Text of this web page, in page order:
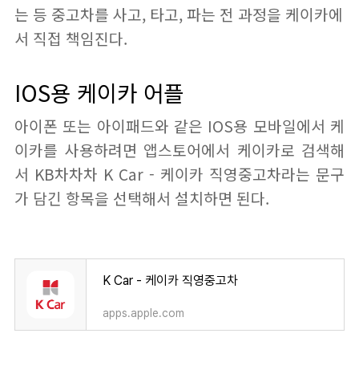
는 등 중고차를 사고, 타고, 파는 전 과정을 케이카에
서 직접 책임진다.
IOS용 케이카 어플
아이폰 또는 아이패드와 같은 IOS용 모바일에서 케
이카를 사용하려면 앱스토어에서 케이카로 검색해
서 KB차차차 K Car - 케이카 직영중고‪차라는 문구
가 담긴 항목을 선택해서 설치하면 된다.
K Car - 케이카 직영중고차
apps.apple.com